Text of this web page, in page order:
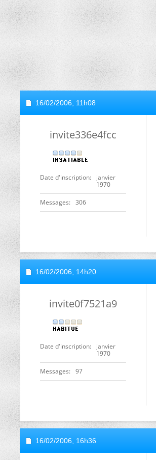
16/02/2006, 11h08
invite336e4fcc
Date d'inscription
janvier
1970
Messages 306
16/02/2006, 14h20
invite0f7521a9
Date d'inscription
janvier
1970
Messages 97
16/02/2006, 16h36